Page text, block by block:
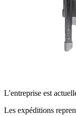
L'entreprise est
Les expéditions